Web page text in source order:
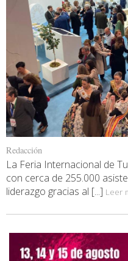
Redacción
La Feria Internacional de
con cerca de 255.000
liderazgo gracias al [...] Leer